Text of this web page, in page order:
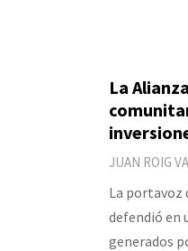
La
JUAN ROIG
La portavoz
defendió en
generados